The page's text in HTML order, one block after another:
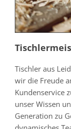
Tischler aus
wir die Freude
Kundenservice
unser Wissen
Generation zu